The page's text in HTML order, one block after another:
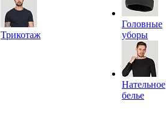
Трикотаж
Головные
уборы
Нательное
белье